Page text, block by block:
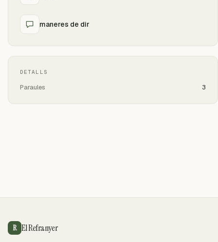
maneres de dir
DETALLS
Paraules 3
R El Refranyer